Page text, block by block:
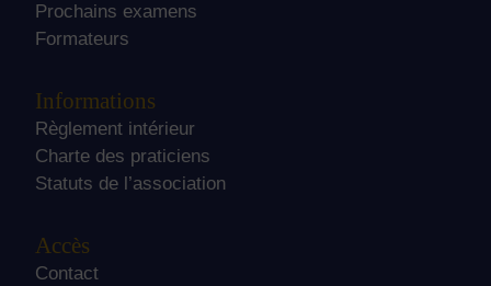
Prochains examens
Formateurs
Informations
Règlement intérieur
Charte des praticiens
Statuts de l’association
Accès
Contact